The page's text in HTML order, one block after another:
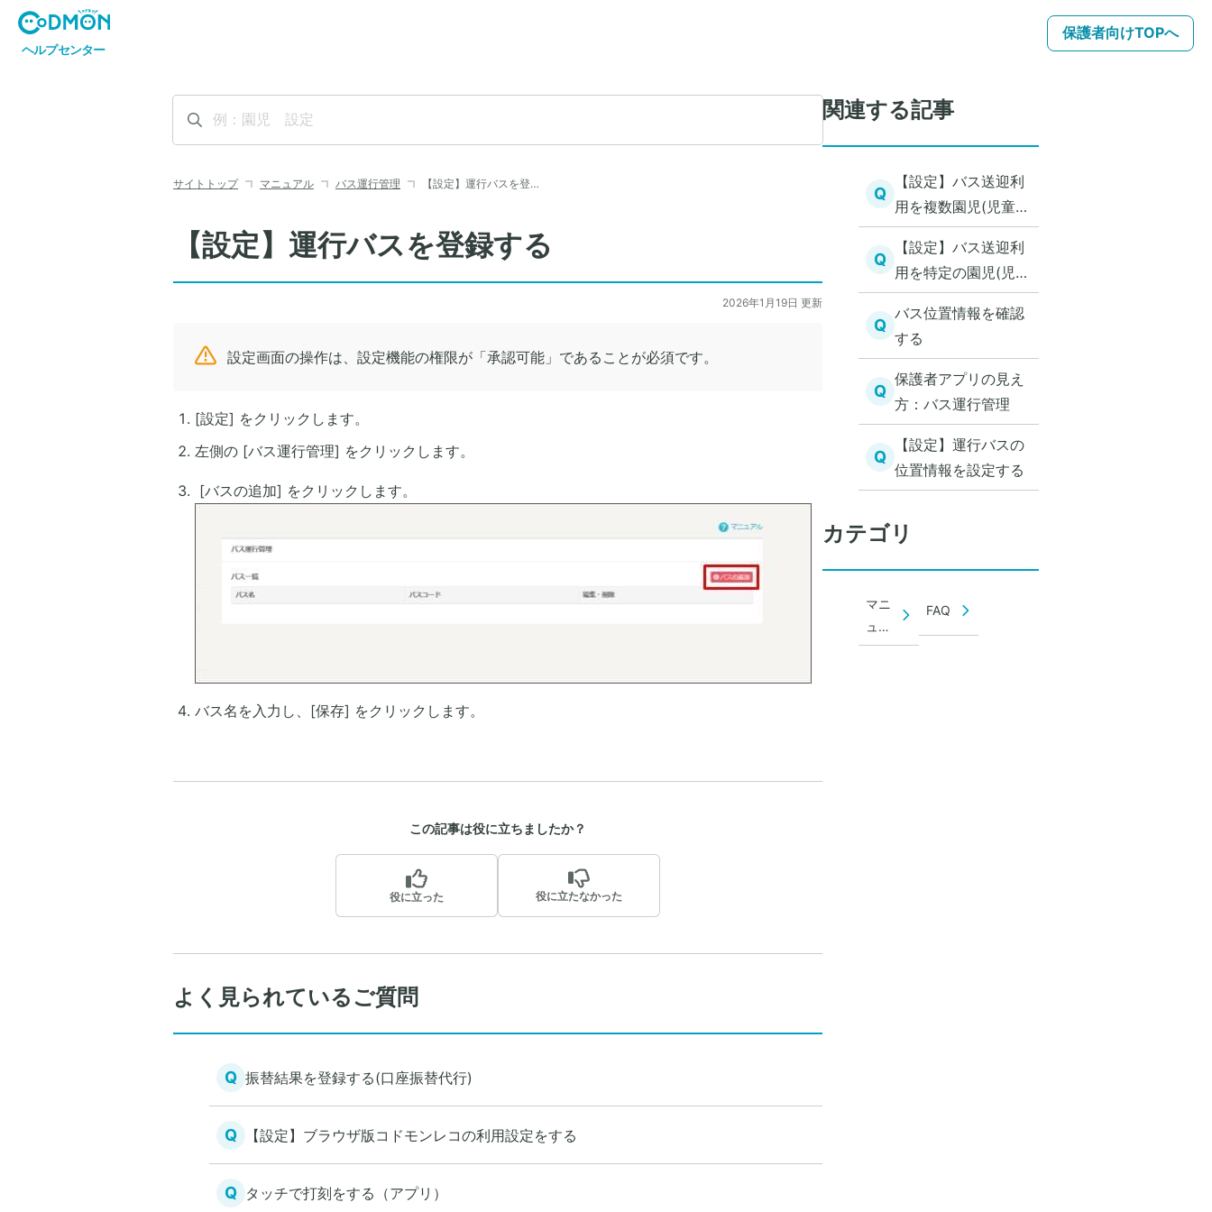
保護者向けTOPへ
サイトトップ マニュアル バス運行管理 【設定】運行バスを登…
【設定】運行バスを登録する
2026年1月19日 更新
設定画面の操作は、設定機能の権限が「承認可能」であることが必須です。
[設定] をクリックします。
左側の [バス運行管理] をクリックします。
[バスの追加] をクリックします。
バス名を入力し、[保存] をクリックします。
この記事は役に立ちましたか？
役に立った 役に立たなかった
よく見られているご質問
Q 振替結果を登録する(口座振替代行)
Q 【設定】ブラウザ版コドモンレコの利用設定をする
Q タッチで打刻をする（アプリ）
関連する記事
Q
【設定】バス送迎利
用を複数園児(児童)
まとめて設定する
Q
【設定】バス送迎利
用を特定の園児(児
童)のみ設定する
Q
バス位置情報を確認
する
Q
保護者アプリの見え
方：バス運行管理
Q
【設定】運行バスの
位置情報を設定する
カテゴリ
マニ
ュア
ル
FAQ